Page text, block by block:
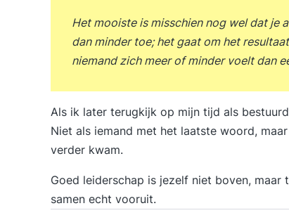
Het mooiste is misschien nog wel dat je
dan minder toe; het gaat om het
niemand zich meer of minder voelt dan
Als ik later terugkijk op mijn tijd als
Niet als iemand met het laatste woord,
verder kwam.
Goed leiderschap is jezelf niet boven, maar
samen echt vooruit.